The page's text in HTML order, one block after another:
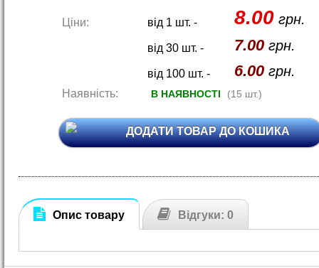
Ціни: від 1 шт. - 8.00грн.
від 30 шт. - 7.00грн.
від 100 шт. - 6.00грн.
Наявність: В НАЯВНОСТІ (15 шт.)
ДОДАТИ ТОВАР ДО КОШИКА
Опис товару Відгуки: 0